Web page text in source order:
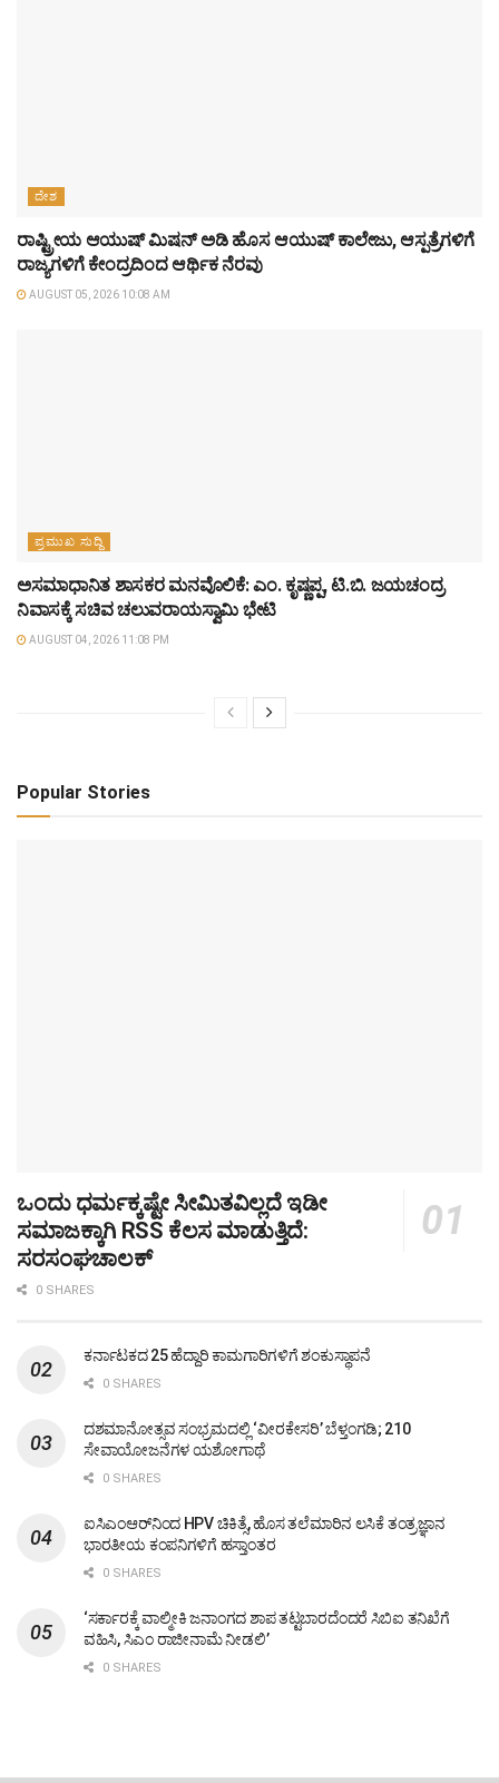
ದೇಶ
ರಾಷ್ಟ್ರೀಯ ಆಯುಷ್ ಮಿಷನ್ ಅಡಿ ಹೊಸ ಆಯುಷ್ ಕಾಲೇಜು, ಆಸ್ಪತ್ರೆಗಳಿಗೆ
ರಾಜ್ಯಗಳಿಗೆ ಕೇಂದ್ರದಿಂದ ಆರ್ಥಿಕ ನೆರವು
AUGUST 05, 2026 10:08 AM
ಪ್ರಮುಖ ಸುದ್ದಿ
ಅಸಮಾಧಾನಿತ ಶಾಸಕರ ಮನವೊಲಿಕೆ: ಎಂ. ಕೃಷ್ಣಪ್ಪ, ಟಿ.ಬಿ. ಜಯಚಂದ್ರ
ನಿವಾಸಕ್ಕೆ ಸಚಿವ ಚಲುವರಾಯಸ್ವಾಮಿ ಭೇಟಿ
AUGUST 04, 2026 11:08 PM
Popular Stories
ಒಂದು ಧರ್ಮಕ್ಕಷ್ಟೇ ಸೀಮಿತವಿಲ್ಲದೆ ಇಡೀ
ಸಮಾಜಕ್ಕಾಗಿ RSS ಕೆಲಸ ಮಾಡುತ್ತಿದೆ:
ಸರಸಂಘಚಾಲಕ್
0 SHARES
ಕರ್ನಾಟಕದ 25 ಹೆದ್ದಾರಿ ಕಾಮಗಾರಿಗಳಿಗೆ ಶಂಕುಸ್ಥಾಪನೆ
0 SHARES
ದಶಮಾನೋತ್ಸವ ಸಂಭ್ರಮದಲ್ಲಿ ‘ವೀರಕೇಸರಿ’ ಬೆಳ್ತಂಗಡಿ; 210
ಸೇವಾಯೋಜನೆಗಳ ಯಶೋಗಾಥೆ
0 SHARES
ಐಸಿಎಂಆರ್‌ನಿಂದ HPV ಚಿಕಿತ್ಸೆ, ಹೊಸ ತಲೆಮಾರಿನ ಲಸಿಕೆ ತಂತ್ರಜ್ಞಾನ
ಭಾರತೀಯ ಕಂಪನಿಗಳಿಗೆ ಹಸ್ತಾಂತರ
0 SHARES
‘ಸರ್ಕಾರಕ್ಕೆ ವಾಲ್ಮೀಕಿ ಜನಾಂಗದ ಶಾಪ ತಟ್ಟಬಾರದೆಂದರೆ ಸಿಬಿಐ ತನಿಖೆಗೆ
ವಹಿಸಿ, ಸಿಎಂ ರಾಜೀನಾಮೆ ನೀಡಲಿ’
0 SHARES